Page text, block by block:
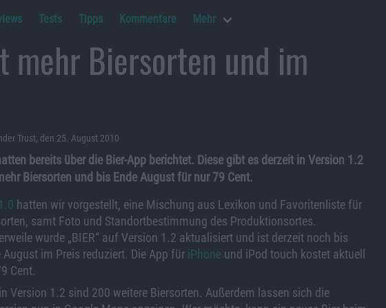
Tests Tipps Kommentare Mehr
Biersorten und im
Trust, den 25. August 2010
bereits über die Bier-App berichtet. Diese gibt es derzeit in Version 1.2
Biersorten und bis Ende August für nur 79 Cent.
hatten wir vorgestellt, eine Mischung aus Lexikon und Favoritenliste für
samt Foto und Standortbestimmung des Produktionsortes.
wurde „BIER“ auf Version 1.2 aktualisiert und ist derzeit noch bis
August im Preis reduziert. Die App für iPhoneund iPod touch kostet aktuell
Cent.
Version 1.2 sind 200 weitere Biersorten. Außerdem lassen sich die